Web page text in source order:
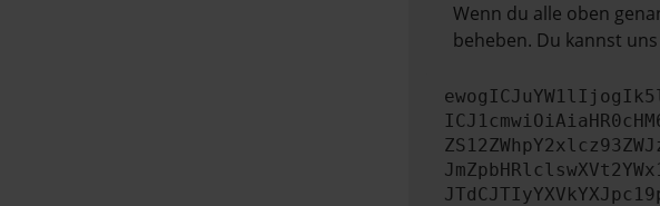
Wenn du alle oben
beheben. Du kannst